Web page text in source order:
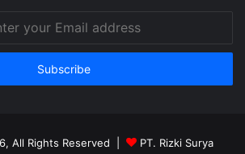
All Rights Reserved | PT. Rizki Surya